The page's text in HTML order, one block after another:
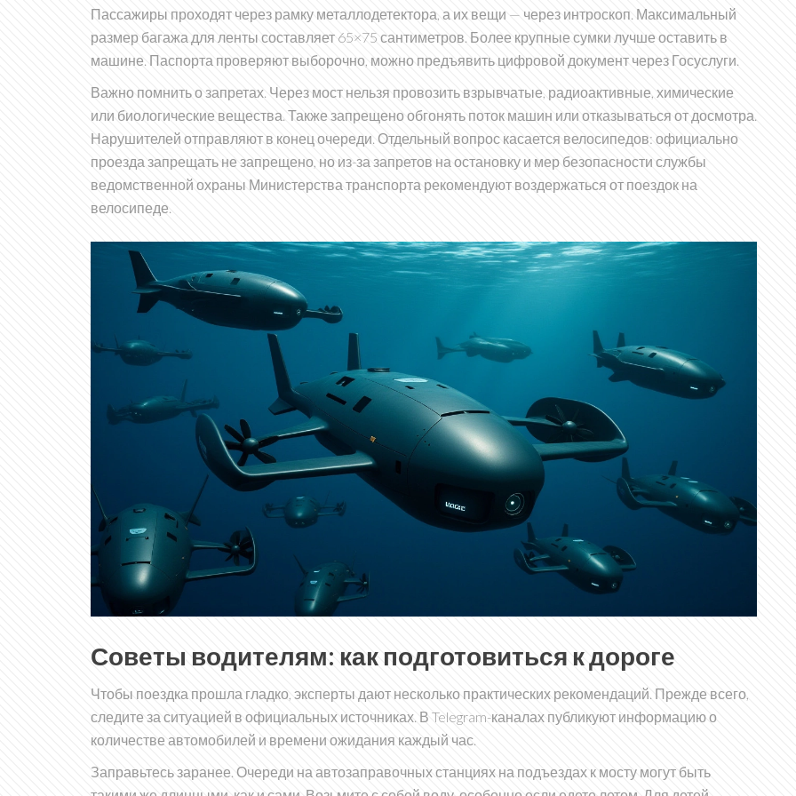
Пассажиры проходят через рамку металлодетектора, а их вещи — через интроскоп. Максимальный
размер багажа для ленты составляет 65×75 сантиметров. Более крупные сумки лучше оставить в
машине. Паспорта проверяют выборочно, можно предъявить цифровой документ через Госуслуги.
Важно помнить о запретах. Через мост нельзя провозить взрывчатые, радиоактивные, химические
или биологические вещества. Также запрещено обгонять поток машин или отказываться от досмотра.
Нарушителей отправляют в конец очереди. Отдельный вопрос касается велосипедов: официально
проезда запрещать не запрещено, но из-за запретов на остановку и мер безопасности службы
ведомственной охраны Министерства транспорта рекомендуют воздержаться от поездок на
велосипеде.
Советы водителям: как подготовиться к дороге
Чтобы поездка прошла гладко, эксперты дают несколько практических рекомендаций. Прежде всего,
следите за ситуацией в официальных источниках. В Telegram-каналах публикуют информацию о
количестве автомобилей и времени ожидания каждый час.
Заправьтесь заранее. Очереди на автозаправочных станциях на подъездах к мосту могут быть